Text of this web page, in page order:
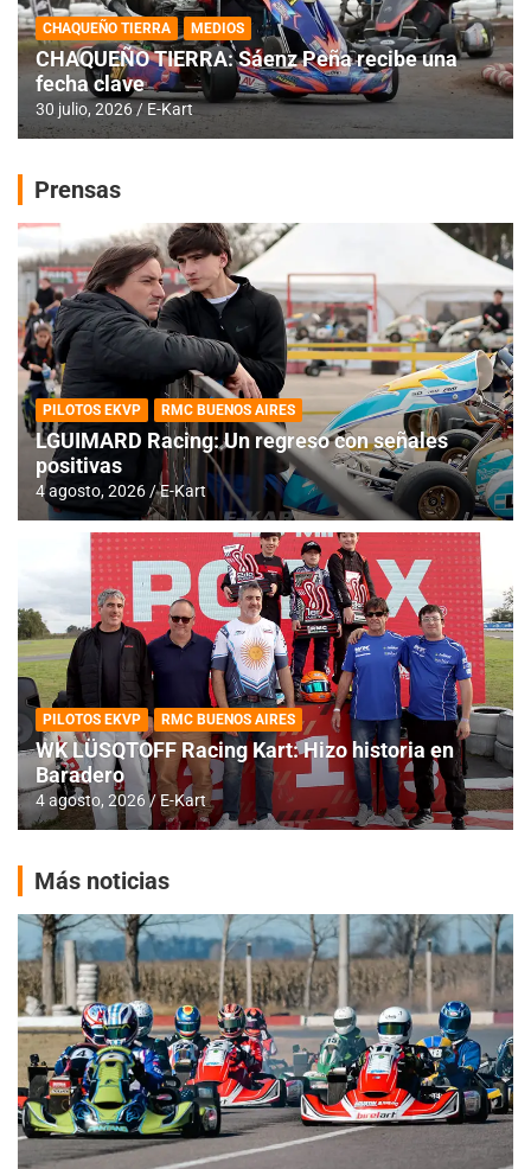
CHAQUEÑO TIERRA MEDIOS
CHAQUEÑO TIERRA: Sáenz Peña recibe una
fecha clave
30 julio, 2026 E-Kart
Prensas
PILOTOS EKVP RMC BUENOS AIRES
LGUIMARD Racing: Un regreso con señales
positivas
4 agosto, 2026 E-Kart
PILOTOS EKVP RMC BUENOS AIRES
WK LÜSQTOFF Racing Kart: Hizo historia en
Baradero
4 agosto, 2026 E-Kart
Más noticias